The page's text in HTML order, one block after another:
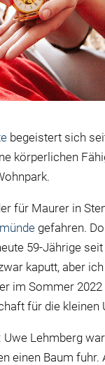
begeistert sich
körperlichen
für Maurer in
gefahren.
59-Jährige
kaputt, aber
im Sommer
für die kleinen
Lehmberg
einen Baum